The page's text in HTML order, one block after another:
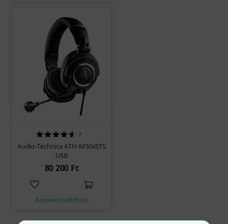
7
Audio-Technica ATH-M50xSTS
USB
80 200 Ft
Azonnal szállítható